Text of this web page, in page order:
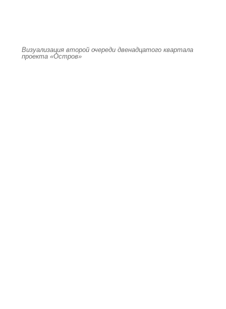
Визуализация второй очереди двенадцатого квартала
проекта «Остров»